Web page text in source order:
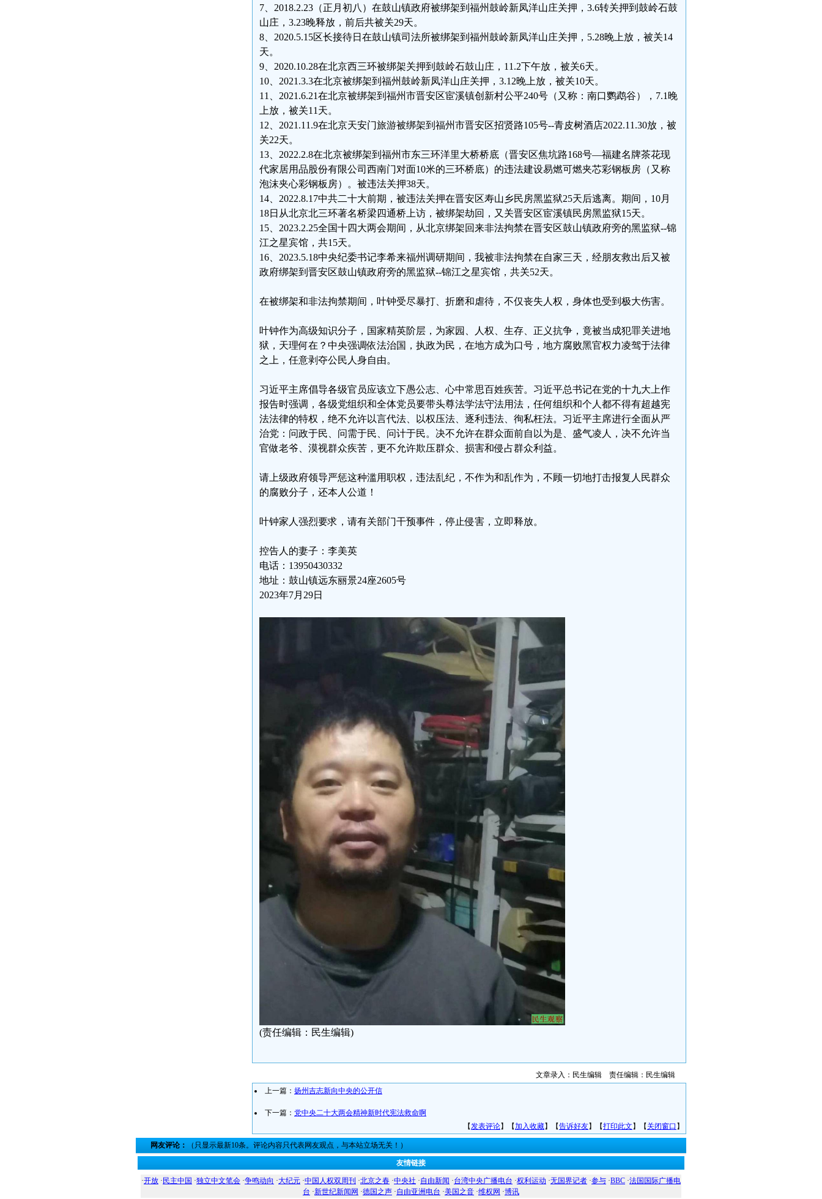
7、2018.2.23（正月初八）在鼓山镇政府被绑架到福州鼓岭新凤洋山庄关押，3.6转关押到鼓岭石鼓
山庄，3.23晚释放，前后共被关29天。
8、2020.5.15区长接待日在鼓山镇司法所被绑架到福州鼓岭新凤洋山庄关押，5.28晚上放，被关14
天。
9、2020.10.28在北京西三环被绑架关押到鼓岭石鼓山庄，11.2下午放，被关6天。
10、2021.3.3在北京被绑架到福州鼓岭新凤洋山庄关押，3.12晚上放，被关10天。
11、2021.6.21在北京被绑架到福州市晋安区宦溪镇创新村公平240号（又称：南口鹦鹉谷），7.1晚
上放，被关11天。
12、2021.11.9在北京天安门旅游被绑架到福州市晋安区招贤路105号--青皮树酒店2022.11.30放，被
关22天。
13、2022.2.8在北京被绑架到福州市东三环洋里大桥桥底（晋安区焦坑路168号—福建名牌茶花现
代家居用品股份有限公司西南门对面10米的三环桥底）的违法建设易燃可燃夹芯彩钢板房（又称
泡沫夹心彩钢板房）。被违法关押38天。
14、2022.8.17中共二十大前期，被违法关押在晋安区寿山乡民房黑监狱25天后逃离。期间，10月
18日从北京北三环著名桥梁四通桥上访，被绑架劫回，又关晋安区宦溪镇民房黑监狱15天。
15、2023.2.25全国十四大两会期间，从北京绑架回来非法拘禁在晋安区鼓山镇政府旁的黑监狱--锦
江之星宾馆，共15天。
16、2023.5.18中央纪委书记李希来福州调研期间，我被非法拘禁在自家三天，经朋友救出后又被
政府绑架到晋安区鼓山镇政府旁的黑监狱--锦江之星宾馆，共关52天。
在被绑架和非法拘禁期间，叶钟受尽暴打、折磨和虐待，不仅丧失人权，身体也受到极大伤害。
叶钟作为高级知识分子，国家精英阶层，为家园、人权、生存、正义抗争，竟被当成犯罪关进地
狱，天理何在？中央强调依法治国，执政为民，在地方成为口号，地方腐败黑官权力凌驾于法律
之上，任意剥夺公民人身自由。
习近平主席倡导各级官员应该立下愚公志、心中常思百姓疾苦。习近平总书记在党的十九大上作
报告时强调，各级党组织和全体党员要带头尊法学法守法用法，任何组织和个人都不得有超越宪
法法律的特权，绝不允许以言代法、以权压法、逐利违法、徇私枉法。习近平主席进行全面从严
治党：问政于民、问需于民、问计于民。决不允许在群众面前自以为是、盛气凌人，决不允许当
官做老爷、漠视群众疾苦，更不允许欺压群众、损害和侵占群众利益。
请上级政府领导严惩这种滥用职权，违法乱纪，不作为和乱作为，不顾一切地打击报复人民群众
的腐败分子，还本人公道！
叶钟家人强烈要求，请有关部门干预事件，停止侵害，立即释放。
控告人的妻子：李美英
电话：13950430332
地址：鼓山镇远东丽景24座2605号
2023年7月29日
(责任编辑：民生编辑)
文章录入：民生编辑 责任编辑：民生编辑
上一篇： 扬州吉志新向中央的公开信
下一篇： 党中央二十大两会精神新时代宪法救命啊
【发表评论】【加入收藏】【告诉好友】【打印此文 】【 关闭窗口 】
网友评论： （只显示最新10条。评论内容只代表网友观点，与本站立场无关！）
友情链接
·开放 · 民主中国 ·独立中文笔会 ·争鸣动向 ·大纪元 ·中国人权双周刊 ·北京之春 ·中央社 ·自由新闻 ·台湾中央广播电台 ·权利运动 ·无国界记者 ·参与 ·BBC ·法国国际广播电
台 ·新世纪新闻网 ·德国之声 ·自由亚洲电台 ·美国之音 ·维权网 ·博讯